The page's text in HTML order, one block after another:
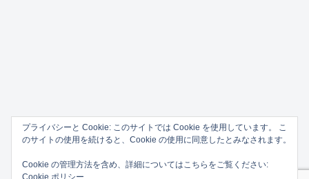
プライバシーと Cookie: このサイトでは Cookie を使用しています。 こ
のサイトの使用を続けると、Cookie の使用に同意したとみなされます。
Cookie の管理方法を含め、詳細についてはこちらをご覧ください: